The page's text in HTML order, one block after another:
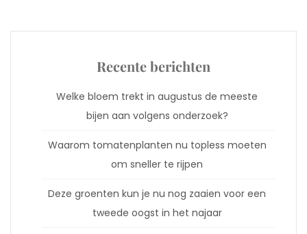
Recente berichten
Welke bloem trekt in augustus de meeste
bijen aan volgens onderzoek?
Waarom tomatenplanten nu topless moeten
om sneller te rijpen
Deze groenten kun je nu nog zaaien voor een
tweede oogst in het najaar